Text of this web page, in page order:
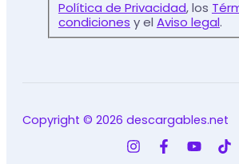
Política de Privacidad, los
condiciones y el Aviso legal.
Copyright © 2026 descargables.net